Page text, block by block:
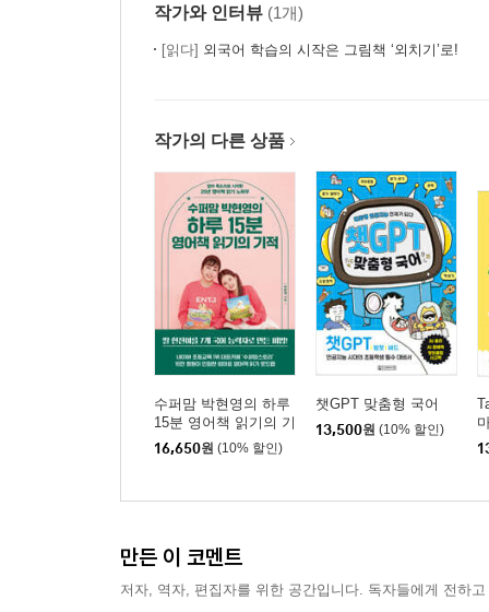
작가와 인터뷰 (1개)
[읽다] 외국어 학습의 시작은 그림책 ‘외치기’로!
작가의 다른 상품
수퍼맘 박현영의 하루
15분 영어책 읽기의 기
적
16,650원 (10% 할인)
챗GPT 맞춤형 국어
13,500원 (10% 할인)
만든 이 코멘트
저자, 역자, 편집자를 위한 공간입니다. 독자들에게 전하